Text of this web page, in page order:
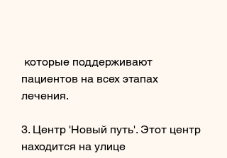
пациентов на всех этапах
лечения.
3. Центр 'Новый путь'. Этот центр
находится на улице